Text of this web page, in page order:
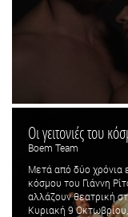
Οι γειτονιές του
Boem Team
Μετά από δύο χρόνια
κόσμου του Γιάννη
αλλάζουν θεατρική
Κυριακή 9